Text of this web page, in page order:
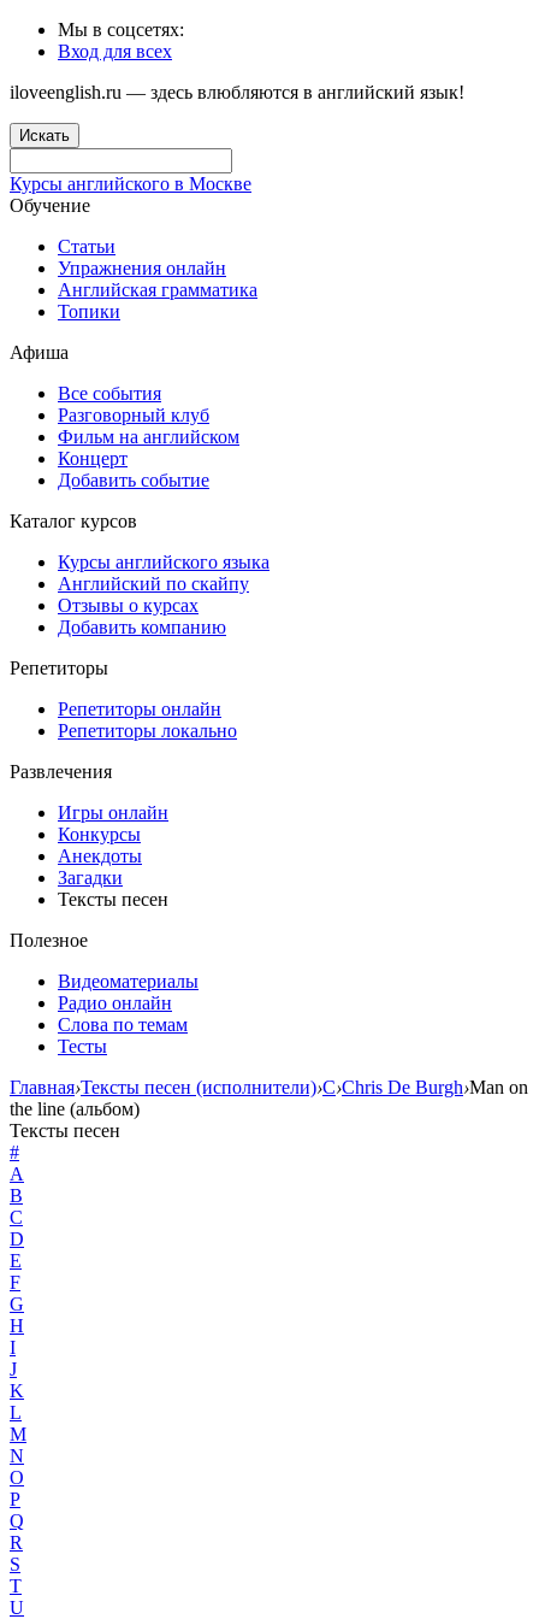
Мы в соцсетях:
Вход для всех
iloveenglish.ru — здесь влюбляются в английский язык!
Искать
Курсы английского в Москве
Обучение
Статьи
Упражнения онлайн
Английская грамматика
Топики
Афиша
Все события
Разговорный клуб
Фильм на английском
Концерт
Добавить событие
Каталог курсов
Курсы английского языка
Английский по скайпу
Отзывы о курсах
Добавить компанию
Репетиторы
Репетиторы онлайн
Репетиторы локально
Развлечения
Игры онлайн
Конкурсы
Анекдоты
Загадки
Тексты песен
Полезное
Видеоматериалы
Радио онлайн
Слова по темам
Тесты
Главная›Тексты песен (исполнители)›C›Chris De Burgh›Man on
the line (альбом)
Тексты песен
#
A
B
C
D
E
F
G
H
I
J
K
L
M
N
O
P
Q
R
S
T
U